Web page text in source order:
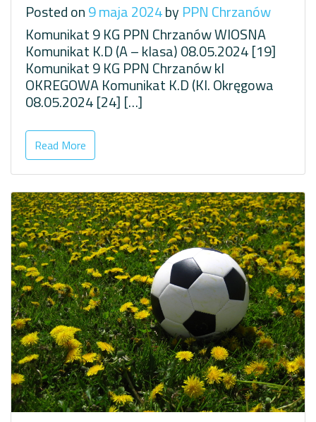
Posted on9 maja 2024by PPN Chrzanów
Komunikat 9 KG PPN Chrzanów WIOSNA
Komunikat K.D (A – klasa) 08.05.2024 [19]
Komunikat 9 KG PPN Chrzanów kl
OKREGOWA Komunikat K.D (Kl. Okręgowa
08.05.2024 [24] […]
Read More